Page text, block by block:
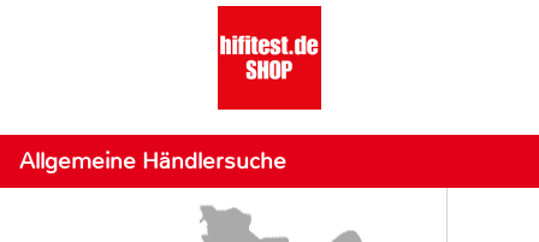
Allgemeine Händlersuche